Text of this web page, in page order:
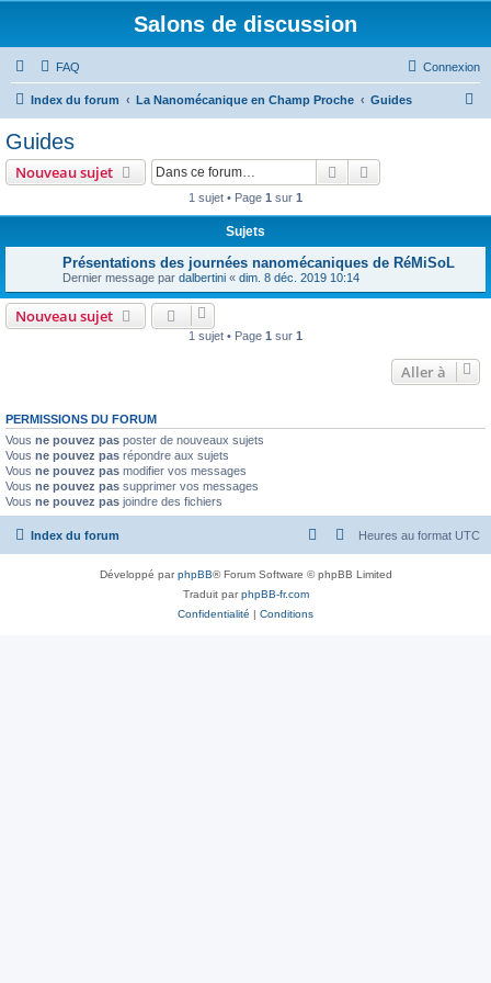
Salons de discussion
FAQ Connexion
Index du forum La Nanomécanique en Champ Proche Guides
Guides
Nouveau sujet Rechercher
1 sujet • Page 1 sur 1
Sujets
Présentations des journées nanomécaniques de RéMiSoL
Dernier message par dalbertini « dim. 8 déc. 2019 10:14
Nouveau sujet
1 sujet • Page 1 sur 1
Aller à
PERMISSIONS DU FORUM
Vous ne pouvez pas poster de nouveaux sujets
Vous ne pouvez pas répondre aux sujets
Vous ne pouvez pas modifier vos messages
Vous ne pouvez pas supprimer vos messages
Vous ne pouvez pas joindre des fichiers
Index du forum Heures au format UTC
Développé parphpBB® Forum Software © phpBB Limited
Traduit parphpBB-fr.com
Confidentialité | Conditions